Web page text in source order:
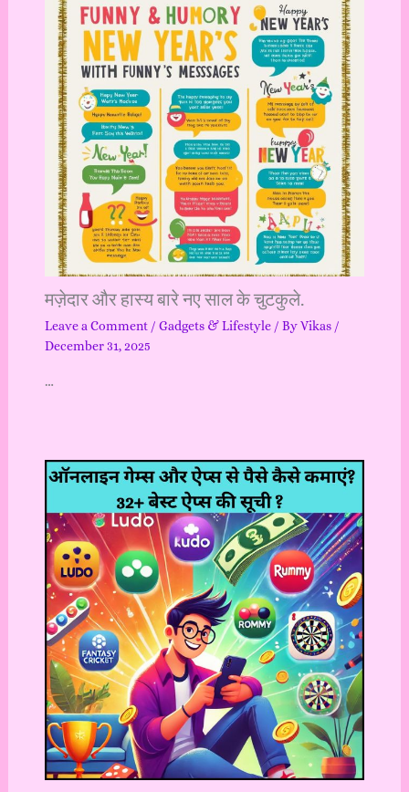
मज़ेदार और हास्य बारे नए साल के चुटकुले.
Leave a Comment / Gadgets & Lifestyle/ ByVikas /
December 31, 2025
…